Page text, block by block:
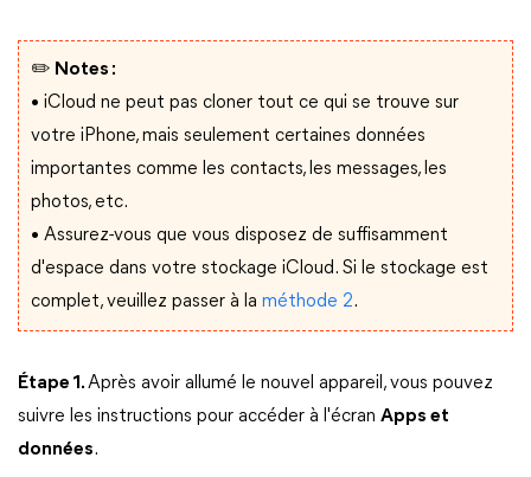
✏️ Notes :
• iCloud ne peut pas cloner tout ce qui se trouve sur
votre iPhone, mais seulement certaines données
importantes comme les contacts, les messages, les
photos, etc.
• Assurez-vous que vous disposez de suffisamment
d'espace dans votre stockage iCloud. Si le stockage est
complet, veuillez passer à la méthode 2.
Étape 1.Après avoir allumé le nouvel appareil, vous pouvez
suivre les instructions pour accéder à l'écran Apps et
données.